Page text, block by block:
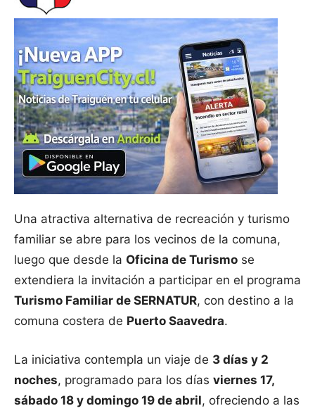
Una atractiva alternativa de recreación y turismo
familiar se abre para los vecinos de la comuna,
luego que desde la Oficina de Turismo se
extendiera la invitación a participar en el programa
Turismo Familiar de SERNATUR, con destino a la
comuna costera de Puerto Saavedra.
La iniciativa contempla un viaje de 3 días y 2
noches, programado para los días viernes 17,
sábado 18 y domingo 19 de abril, ofreciendo a las